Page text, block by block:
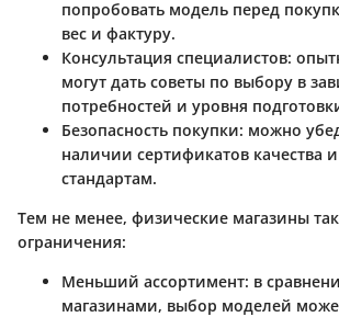
попробовать модель перед
вес и фактуру.
Консультация специалистов:
могут дать советы по выбору в
потребностей и уровня
Безопасность покупки: можно
наличии сертификатов качества и
стандартам.
Тем не менее, физические магазины
ограничения:
Меньший ассортимент: в
магазинами, выбор моделей